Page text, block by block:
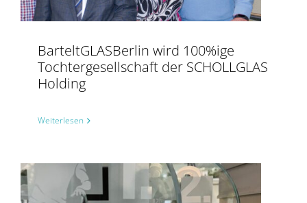
BarteltGLASBerlin wird 100%ige
Tochtergesellschaft der SCHOLLGLAS
Holding
Weiterlesen